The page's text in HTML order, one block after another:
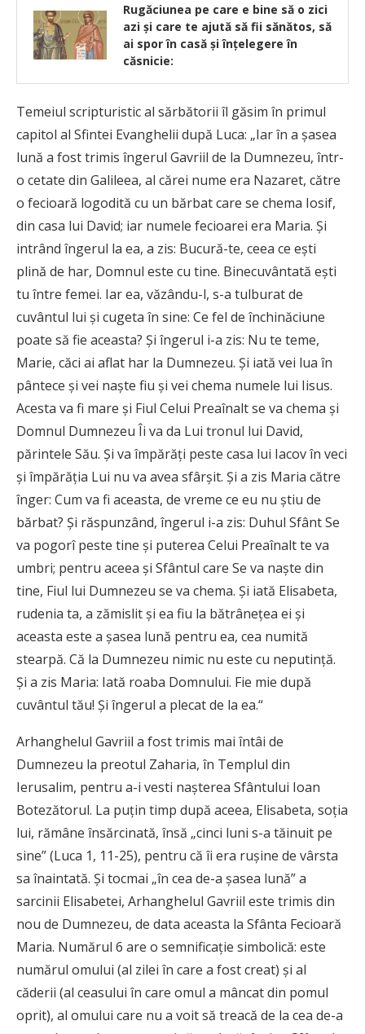
Rugăciunea pe care e bine să o zici
azi și care te ajută să fii sănătos, să
ai spor în casă și înțelegere în
căsnicie:
Temeiul scripturistic al sărbătorii îl găsim în primul
capitol al Sfintei Evanghelii după Luca: „Iar în a şasea
lună a fost trimis îngerul Gavriil de la Dumnezeu, într-
o cetate din Galileea, al cărei nume era Nazaret, către
o fecioară logodită cu un bărbat care se chema Iosif,
din casa lui David; iar numele fecioarei era Maria. Şi
intrând îngerul la ea, a zis: Bucură-te, ceea ce eşti
plină de har, Domnul este cu tine. Binecuvântată eşti
tu între femei. Iar ea, văzându-l, s-a tulburat de
cuvântul lui şi cugeta în sine: Ce fel de închinăciune
poate să fie aceasta? Şi îngerul i-a zis: Nu te teme,
Marie, căci ai aflat har la Dumnezeu. Şi iată vei lua în
pântece şi vei naşte fiu şi vei chema numele lui Iisus.
Acesta va fi mare şi Fiul Celui Preaînalt se va chema şi
Domnul Dumnezeu Îi va da Lui tronul lui David,
părintele Său. Şi va împărăţi peste casa lui Iacov în veci
şi împărăţia Lui nu va avea sfârşit. Şi a zis Maria către
înger: Cum va fi aceasta, de vreme ce eu nu ştiu de
bărbat? Şi răspunzând, îngerul i-a zis: Duhul Sfânt Se
va pogorî peste tine şi puterea Celui Preaînalt te va
umbri; pentru aceea şi Sfântul care Se va naşte din
tine, Fiul lui Dumnezeu se va chema. Şi iată Elisabeta,
rudenia ta, a zămislit şi ea fiu la bătrâneţea ei şi
aceasta este a şasea lună pentru ea, cea numită
stearpă. Că la Dumnezeu nimic nu este cu neputinţă.
Şi a zis Maria: Iată roaba Domnului. Fie mie după
cuvântul tău! Şi îngerul a plecat de la ea.“
Arhanghelul Gavriil a fost trimis mai întâi de
Dumnezeu la preotul Zaharia, în Templul din
Ierusalim, pentru a-i vesti naşterea Sfântului Ioan
Botezătorul. La puţin timp după aceea, Elisabeta, soţia
lui, rămâne însărcinată, însă „cinci luni s-a tăinuit pe
sine” (Luca 1, 11-25), pentru că îi era ruşine de vârsta
sa înaintată. Şi tocmai „în cea de-a şasea lună” a
sarcinii Elisabetei, Arhanghelul Gavriil este trimis din
nou de Dumnezeu, de data aceasta la Sfânta Fecioară
Maria. Numărul 6 are o semnificaţie simbolică: este
numărul omului (al zilei în care a fost creat) şi al
căderii (al ceasului în care omul a mâncat din pomul
oprit), al omului care nu a voit să treacă de la cea de-a